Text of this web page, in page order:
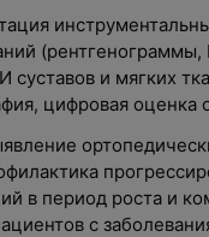
суставов и мягких
цифровая оценка
в период роста и
с